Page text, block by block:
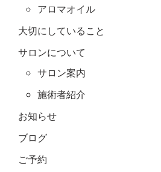
アロマオイル
大切にしていること
サロンについて
サロン案内
施術者紹介
お知らせ
ブログ
ご予約